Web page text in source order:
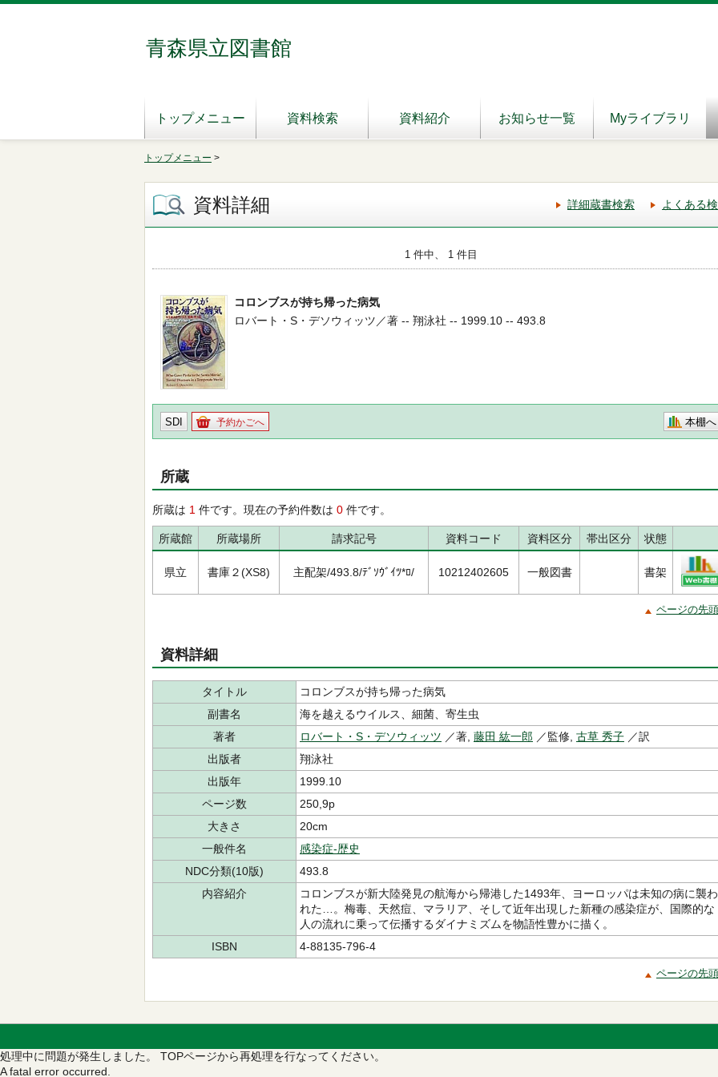
青森県立図書館
トップメニュー 資料検索 資料紹介 お知らせ一覧 Myライブラリ
トップメニュー >
資料詳細 詳細蔵書検索 よくある
1 件中、 1 件目
コロンブスが持ち帰った病気
ロバート・S・デソウィッツ／著 -- 翔泳社 -- 1999.10 -- 493.8
SDI 予約かごへ 本棚へ
所蔵
所蔵は 1 件です。現在の予約件数は 0 件です。
所蔵館 所蔵場所 請求記号 資料コード 資料区分 帯出区分 状態
県立 書庫２(XS8) 主配架/493.8/ﾃﾞｿｳﾞｲﾂ*ﾛ/ 10212402605 一般図書 書架
ページの先
資料詳細
タイトル
コロンブスが持ち帰った病気
副書名
海を越えるウイルス、細菌、寄生虫
著者
ロバート・S・デソウィッツ ／著, 藤田 紘一郎 ／監修, 古草 秀子 ／訳
出版者
翔泳社
出版年
1999.10
ページ数
250,9p
大きさ
20cm
一般件名
感染症-歴史
NDC分類(10版)
493.8
内容紹介
コロンブスが新大陸発見の航海から帰港した1493年、ヨーロッパは未知の病に襲わ
れた…。梅毒、天然痘、マラリア、そして近年出現した新種の感染症が、国際的な
人の流れに乗って伝播するダイナミズムを物語性豊かに描く。
ISBN
4-88135-796-4
ページの先
処理中に問題が発生しました。 TOPページから再処理を行なってください。
A fatal error occurred.